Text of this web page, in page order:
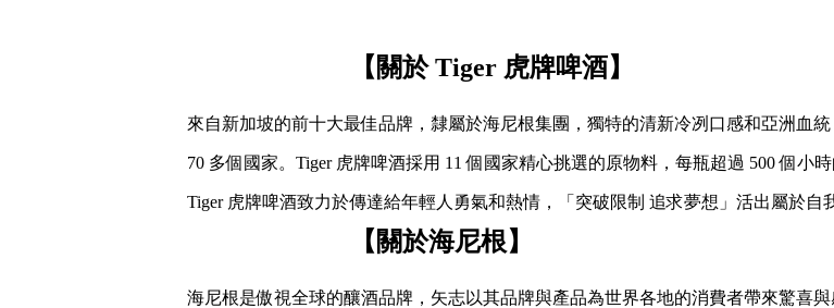
【關於 Tiger 虎牌啤酒】
來自新加坡的前十大最佳品牌，隸屬於海尼根集團，獨特的清新冷冽口感和亞洲血
70 多個國家。Tiger 虎牌啤酒採用 11 個國家精心挑選的原物料，每瓶超過 500 個小
Tiger 虎牌啤酒致力於傳達給年輕人勇氣和熱情，「突破限制 追求夢想」活出屬於自
【關於海尼根】
海尼根是傲視全球的釀酒品牌，矢志以其品牌與產品為世界各地的消費者帶來驚喜